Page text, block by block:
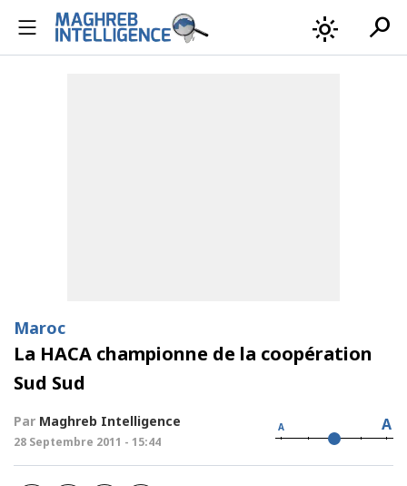
light_mode search
Maroc
La HACA championne de la coopération
Sud Sud
Par Maghreb Intelligence
28 Septembre 2011 - 15:44
A A